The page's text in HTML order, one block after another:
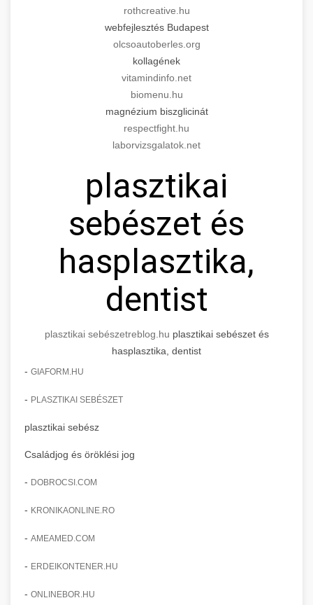
rothcreative.hu
webfejlesztés Budapest
olcsoautoberles.org
kollagének
vitamindinfo.net
biomenu.hu
magnézium biszglicinát
respectfight.hu
laborvizsgalatok.net
plasztikai
sebészet és
hasplasztika,
dentist
plasztikai sebészetreblog.hu plasztikai sebészet és
hasplasztika, dentist
- GIAFORM.HU
- PLASZTIKAI SEBÉSZET
plasztikai sebész
Családjog és öröklési jog
- DOBROCSI.COM
- KRONIKAONLINE.RO
- AMEAMED.COM
- ERDEIKONTENER.HU
- ONLINEBOR.HU